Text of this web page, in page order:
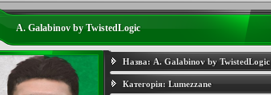
A. Galabinov by TwistedLogic
Назва: A. Galabinov by TwistedLogic
Категорія: Lumezzane